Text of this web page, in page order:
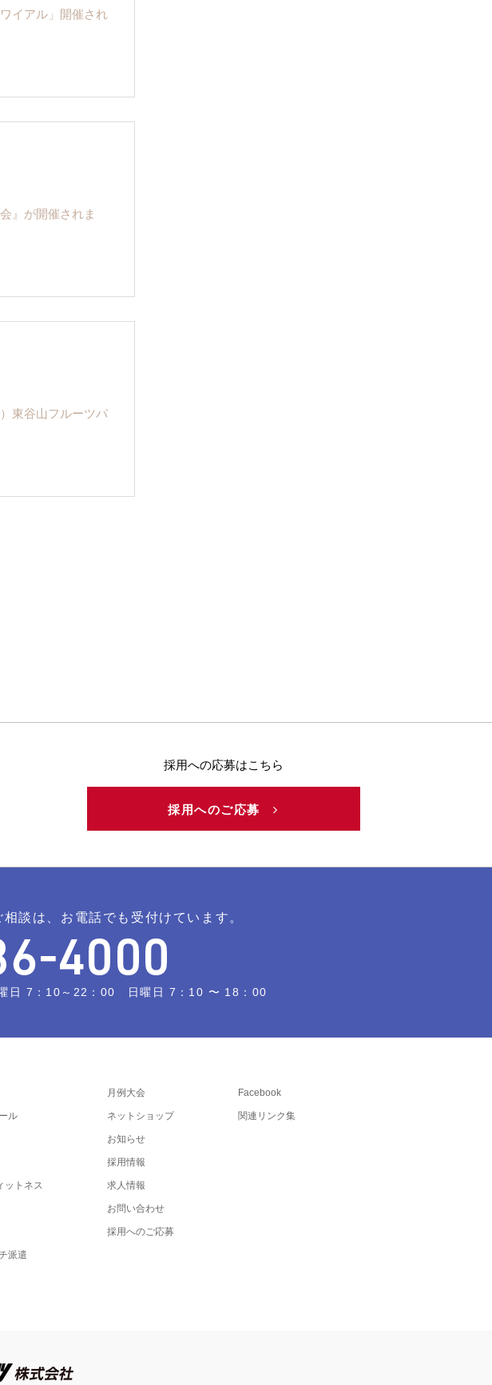
イアル」開催され
』が開催されま
東谷山フルーツパ
採用への応募はこちら
採用へのご応募
談は、お電話でも受付けています。
日 7：10～22：00 日曜日 7：10 〜 18：00
ル
ットネス
派遣
月例大会
ネットショップ
お知らせ
採用情報
求人情報
お問い合わせ
採用へのご応募
Facebook
関連リンク集